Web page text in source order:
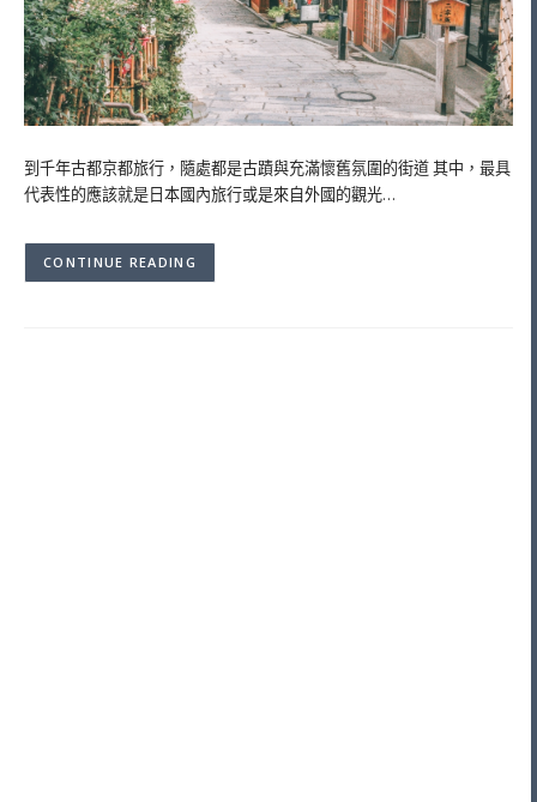
到千年古都京都旅行，隨處都是古蹟與充滿懷舊氛圍的街道 其中，最具
代表性的應該就是日本國內旅行或是來自外國的觀光…
CONTINUE READING